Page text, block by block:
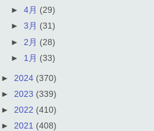
►4月 (29)
►3月 (31)
► 2月 (28)
► 1月 (33)
► 2024 (370)
► 2023 (339)
► 2022 (410)
► 2021 (408)